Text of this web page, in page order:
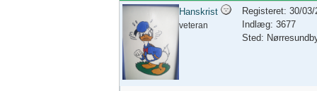
Hanskrist
veteran
Registeret: 30/03/
Indlæg: 3677
Sted: